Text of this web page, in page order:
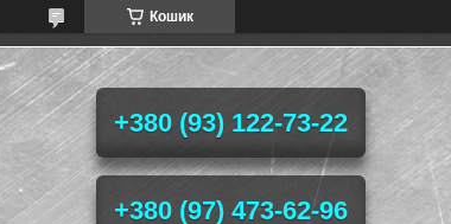
Кошик
+380 (93) 122-73-22
+380 (97) 473-62-96